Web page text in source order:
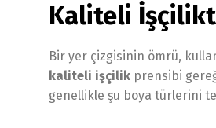
Kaliteli
Bir yer çizgisinin ömrü,
kaliteli işçilik prensibi
genellikle şu boya türlerini